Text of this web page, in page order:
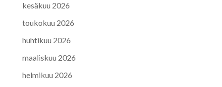
kesäkuu 2026
toukokuu 2026
huhtikuu 2026
maaliskuu 2026
helmikuu 2026